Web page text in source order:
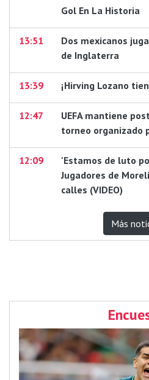
Gol En La Historia
13:51
Dos mexicanos
de Inglaterra
13:39 ¡Hirving Lozano
12:47
UEFA mantiene
torneo organizado
12:09
'Estamos de luto
Jugadores de
calles (VIDEO)
Más